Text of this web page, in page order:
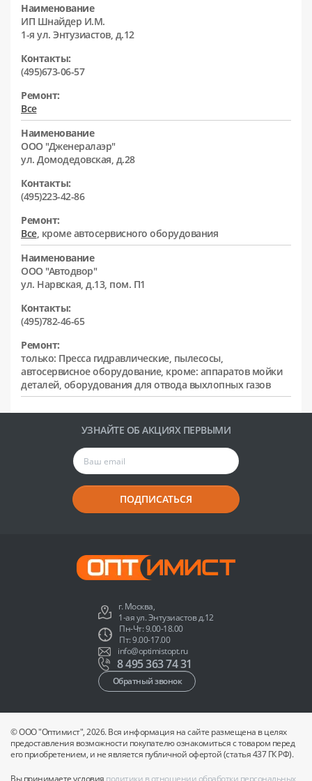
Наименование
ИП Шнайдер И.М.
1-я ул. Энтузиастов, д.12
Контакты:
(495)673-06-57
Ремонт:
Все
Наименование
ООО "Дженералаэр"
ул. Домодедовская, д.28
Контакты:
(495)223-42-86
Ремонт:
Все, кроме автосервисного оборудования
Наименование
ООО "Автодвор"
ул. Нарвская, д.13, пом. П1
Контакты:
(495)782-46-65
Ремонт:
только: Пресса гидравлические, пылесосы,
автосервисное оборудование, кроме: аппаратов мойки
деталей, оборудования для отвода выхлопных газов
УЗНАЙТЕ ОБ АКЦИЯХ ПЕРВЫМИ
ПОДПИСАТЬСЯ
г. Москва,
1-ая ул. Энтузиастов д.12
Пн-Чт: 9.00-18.00
Пт: 9.00-17.00
info@optimistopt.ru
8 495 363 74 31
Обратный звонок
© ООО "Оптимист", 2026. Вся информация на сайте размещена в целях
предоставления возможности покупателю ознакомиться с товаром перед
его приобретением, и не является публичной офертой (статья 437 ГК РФ).
Вы принимаете условия политики в отношении обработки персональных